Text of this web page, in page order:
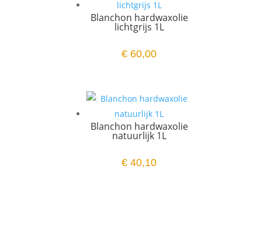
Blanchon hardwaxolie
lichtgrijs 1L
€ 60,00
Blanchon hardwaxolie
natuurlijk 1L
€ 40,10